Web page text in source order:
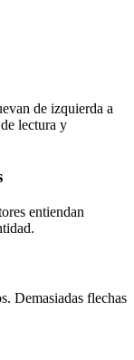
de izquierda a
lectura y
entiendan
Demasiadas flechas